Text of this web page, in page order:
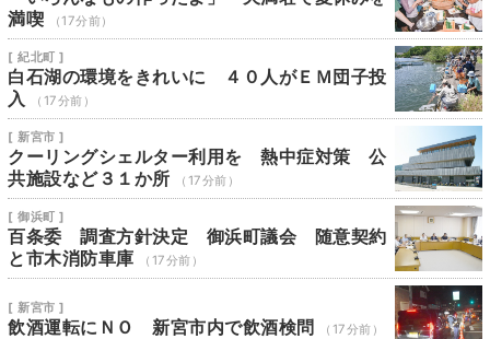
満喫
（17分前）
[ 紀北町 ]
白石湖の環境をきれいに ４０人がＥＭ団子投
入
（17分前）
[ 新宮市 ]
クーリングシェルター利用を 熱中症対策 公
共施設など３１か所
（17分前）
[ 御浜町 ]
百条委 調査方針決定 御浜町議会 随意契約
と市木消防車庫
（17分前）
[ 新宮市 ]
飲酒運転にＮＯ 新宮市内で飲酒検問 （17分前）